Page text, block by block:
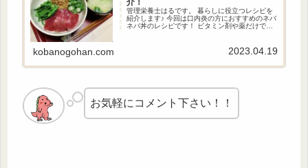
介！
管理栄養士はるです。 暮らしに役立つレシピを
紹介します♪ 今回は口内炎の方におすすめのネバ
ネバ丼のレシピです！ ビタミン剤や薬だけで対
kobanogohan.com 2023.04.19
お気軽にコメント下さい！！